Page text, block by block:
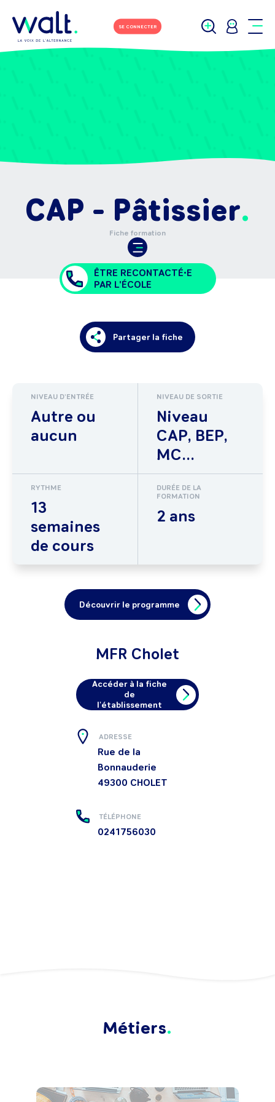
SE CONNECTER
CAP - Pâtissier
Fiche formation
ÊTRE RECONTACTÉ•E
PAR L'ÉCOLE
Partager la fiche
NIVEAU D'ENTRÉE
Autre ou
aucun
NIVEAU DE SORTIE
Niveau
CAP, BEP,
MC...
RYTHME
13
semaines
de cours
DURÉE DE LA
FORMATION
2 ans
Découvrir le programme
MFR Cholet
Accéder à la fiche
de
l'établissement
ADRESSE
Rue de la
Bonnauderie
49300 CHOLET
TÉLÉPHONE
0241756030
Métiers